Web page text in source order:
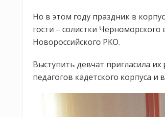
Но в этом году праздник в
гости – солистки
Новороссийского РКО.
Выступить девчат пригласила
педагогов кадетского корпуса и